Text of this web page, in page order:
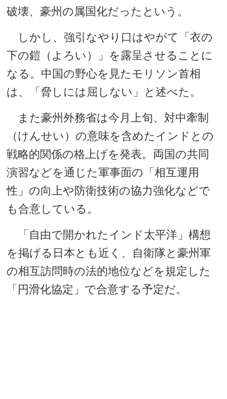
破壊、豪州の属国化だったという。
しかし、強引なやり口はやがて「衣の
下の鎧（よろい）」を露呈させることに
なる。中国の野心を見たモリソン首相
は、「脅しには屈しない」と述べた。
また豪州外務省は今月上旬、対中牽制
（けんせい）の意味を含めたインドとの
戦略的関係の格上げを発表。両国の共同
演習などを通じた軍事面の「相互運用
性」の向上や防衛技術の協力強化などで
も合意している。
「自由で開かれたインド太平洋」構想
を掲げる日本とも近く、自衛隊と豪州軍
の相互訪問時の法的地位などを規定した
「円滑化協定」で合意する予定だ。